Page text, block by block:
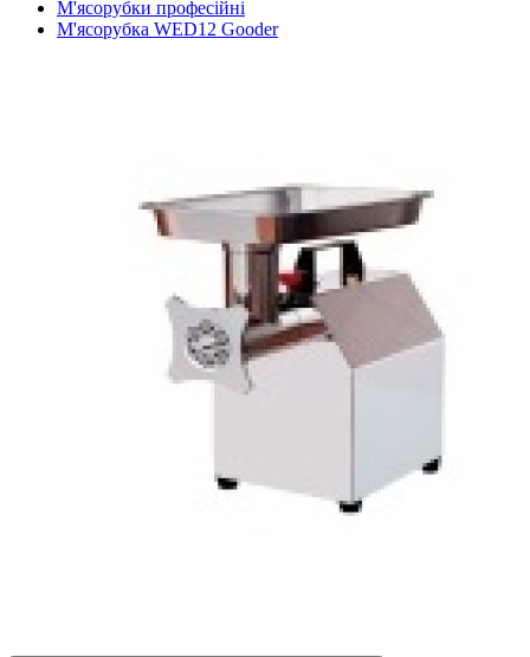
М'ясорубки професійні
М'ясорубка WED12 Gooder